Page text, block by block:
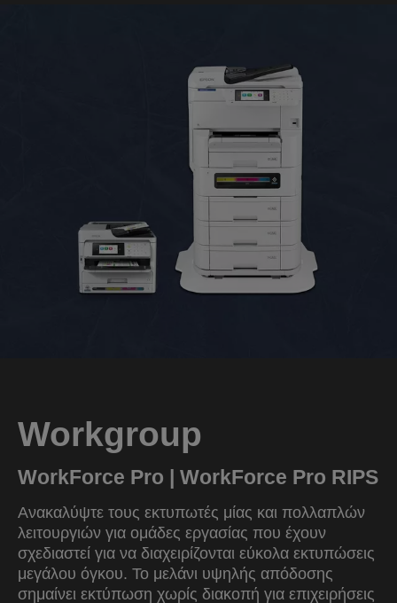
Workgroup
WorkForce Pro | WorkForce Pro RIPS
Ανακαλύψτε τους εκτυπωτές μίας και πολλαπλών
λειτουργιών για ομάδες εργασίας που έχουν
σχεδιαστεί για να διαχειρίζονται εύκολα εκτυπώσεις
μεγάλου όγκου. Το μελάνι υψηλής απόδοσης
σημαίνει εκτύπωση χωρίς διακοπή για επιχειρήσεις